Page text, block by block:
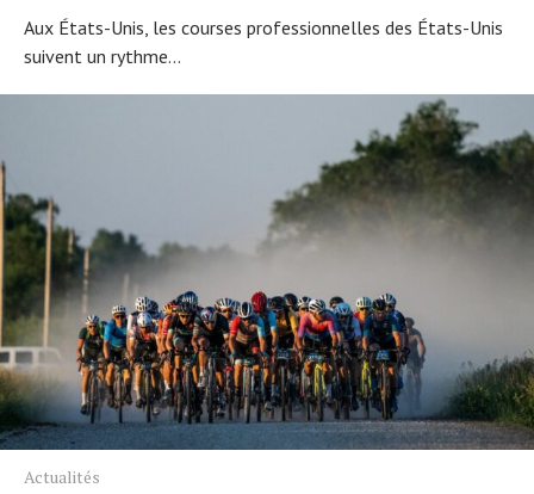
Aux États-Unis, les courses professionnelles des États-Unis
suivent un rythme...
Actualités